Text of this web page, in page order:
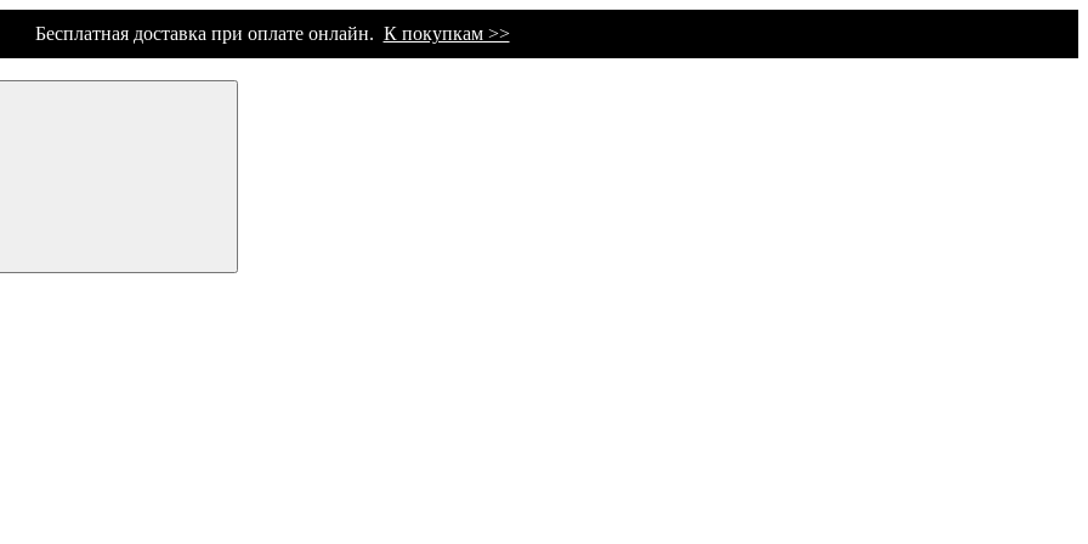
Бесплатная доставка при оплате онлайн. К покупкам >>